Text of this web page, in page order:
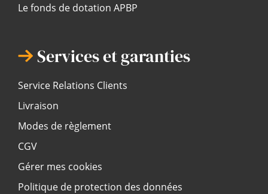
Le fonds de dotation APBP
Services et garanties
Service Relations Clients
Livraison
Modes de règlement
CGV
Gérer mes cookies
Politique de protection des données